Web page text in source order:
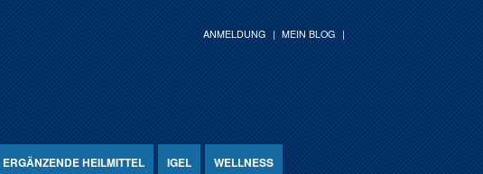
ANMELDUNG MEIN BLOG
ERGÄNZENDE HEILMITTEL IGEL WELLNESS